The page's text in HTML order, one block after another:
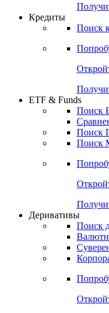
Кредиты
Поиск
ETF & Funds
Поиск
Поиск
Поиск
Деривативы
Поиск